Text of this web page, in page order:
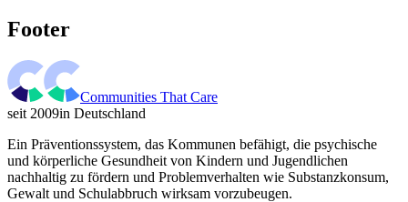
Footer
Communities That Care
seit 2009in Deutschland
Ein Präventionssystem, das Kommunen befähigt, die psychische
und körperliche Gesundheit von Kindern und Jugendlichen
nachhaltig zu fördern und Problemverhalten wie Substanzkonsum,
Gewalt und Schulabbruch wirksam vorzubeugen.